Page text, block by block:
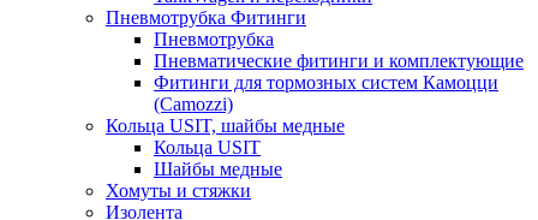
Пневмотрубка Фитинги
Пневмотрубка
Пневматические фитинги и комплектующие
Фитинги для тормозных систем Камоцци
(Camozzi)
Кольца USIT, шайбы медные
Кольца USIT
Шайбы медные
Хомуты и стяжки
Изолента